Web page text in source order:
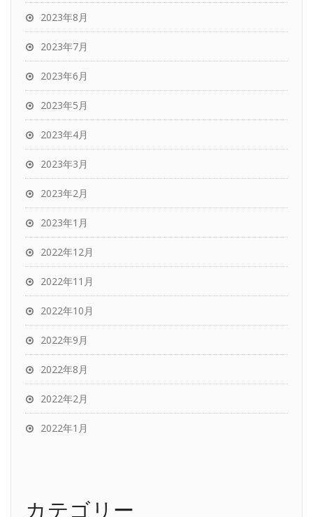
2023年8月
2023年7月
2023年6月
2023年5月
2023年4月
2023年3月
2023年2月
2023年1月
2022年12月
2022年11月
2022年10月
2022年9月
2022年8月
2022年2月
2022年1月
カテゴリー